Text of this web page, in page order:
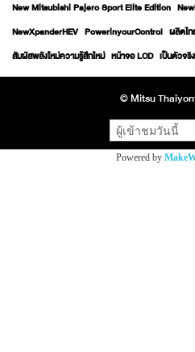
New Mitsubishi Pajero Sport Elite Edition
NewXpanderHEV PowerinyourControl ผลิตไ
สัมผัสพลังใหม่ความรู้สึกใหม่ หน้าจอ LCD เป็นตัวจริ
© Mitsu
ผู้เข้าชมวันนี้
Powered by